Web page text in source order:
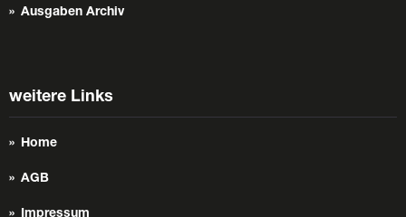
Ausgaben Archiv
weitere Links
Home
AGB